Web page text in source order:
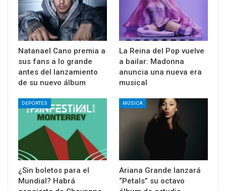
Natanael Cano premia a
sus fans a lo grande
antes del lanzamiento
de su nuevo álbum
La Reina del Pop vuelve
a bailar: Madonna
anuncia una nueva era
musical
DEPORTES
¿Sin boletos para el
Mundial? Habrá
MÚSICA
Ariana Grande lanzará
“Petals” su octavo